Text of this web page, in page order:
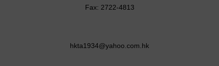
Fax: 2722-4813
hkta1934@yahoo.com.hk